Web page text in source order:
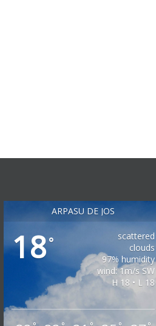
ARPASU DE JOS
18°
scattered
clouds
97% humidity
wind: 1m/s SW
H 18 • L 18